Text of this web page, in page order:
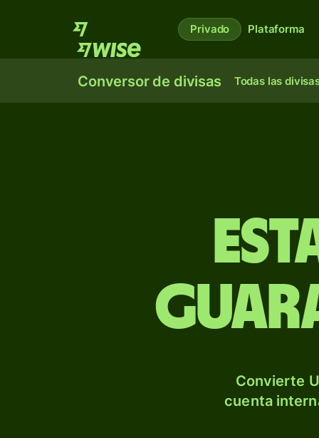
Privado Plataforma
Conversor de divisas Todas las
Convierte
cuenta